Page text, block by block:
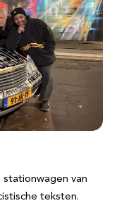
van
teksten.